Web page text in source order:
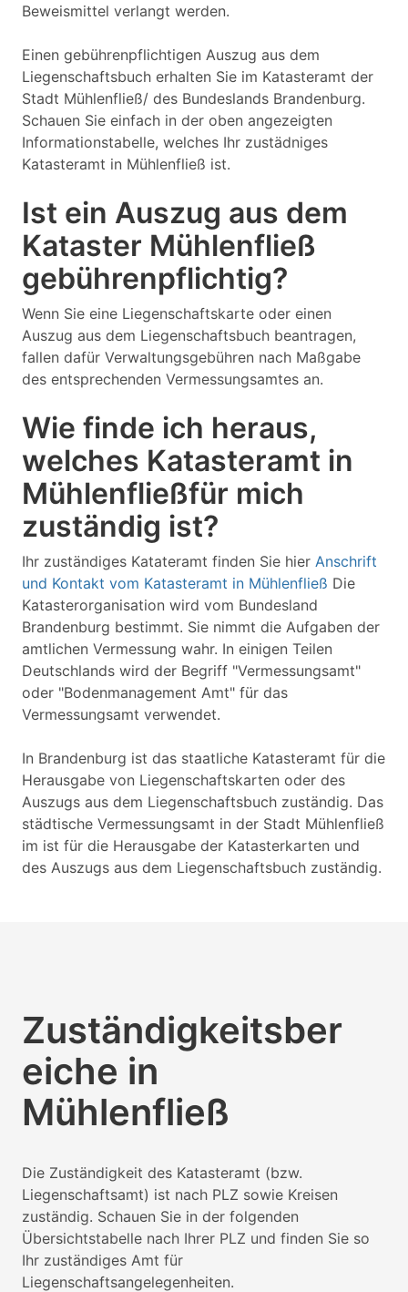
Beweismittel verlangt werden.
Einen gebührenpflichtigen Auszug aus dem
Liegenschaftsbuch erhalten Sie im Katasteramt der
Stadt Mühlenfließ/ des Bundeslands Brandenburg.
Schauen Sie einfach in der oben angezeigten
Informationstabelle, welches Ihr zustädniges
Katasteramt in Mühlenfließ ist.
Ist ein Auszug aus dem
Kataster Mühlenfließ
gebührenpflichtig?
Wenn Sie eine Liegenschaftskarte oder einen
Auszug aus dem Liegenschaftsbuch beantragen,
fallen dafür Verwaltungsgebühren nach Maßgabe
des entsprechenden Vermessungsamtes an.
Wie finde ich heraus,
welches Katasteramt in
Mühlenfließfür mich
zuständig ist?
Ihr zuständiges Katateramt finden Sie hier Anschrift
und Kontakt vom Katasteramt in Mühlenfließ Die
Katasterorganisation wird vom Bundesland
Brandenburg bestimmt. Sie nimmt die Aufgaben der
amtlichen Vermessung wahr. In einigen Teilen
Deutschlands wird der Begriff "Vermessungsamt"
oder "Bodenmanagement Amt" für das
Vermessungsamt verwendet.
In Brandenburg ist das staatliche Katasteramt für die
Herausgabe von Liegenschaftskarten oder des
Auszugs aus dem Liegenschaftsbuch zuständig. Das
städtische Vermessungsamt in der Stadt Mühlenfließ
im ist für die Herausgabe der Katasterkarten und
des Auszugs aus dem Liegenschaftsbuch zuständig.
Zuständigkeitsber
eiche in
Mühlenfließ
Die Zuständigkeit des Katasteramt (bzw.
Liegenschaftsamt) ist nach PLZ sowie Kreisen
zuständig. Schauen Sie in der folgenden
Übersichtstabelle nach Ihrer PLZ und finden Sie so
Ihr zuständiges Amt für
Liegenschaftsangelegenheiten.